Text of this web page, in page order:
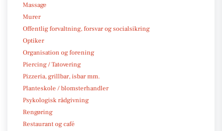
Massage
Murer
Offentlig forvaltning, forsvar og socialsikring
Optiker
Organisation og forening
Piercing / Tatovering
Pizzeria, grillbar, isbar mm.
Planteskole / blomsterhandler
Psykologisk rådgivning
Rengøring
Restaurant og café